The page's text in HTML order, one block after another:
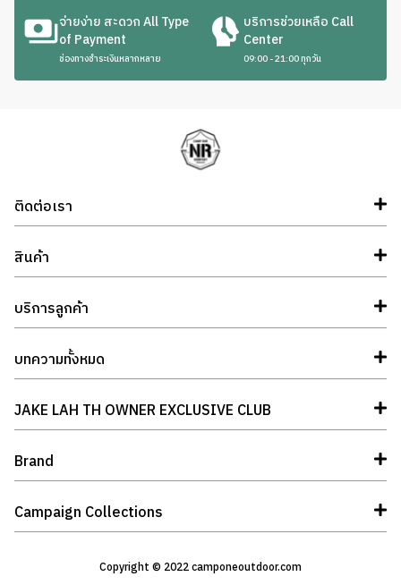
จ่ายง่าย สะดวก All Type
of Payment
ช่องทางชำระเงินหลากหลาย
บริการช่วยเหลือ Call
Center
09:00 - 21:00 ทุกวัน
ติดต่อเรา
สินค้า
บริการลูกค้า
บทความทั้งหมด
JAKE LAH TH OWNER EXCLUSIVE CLUB
Brand
Campaign Collections
Copyright © 2022 camponeoutdoor.com